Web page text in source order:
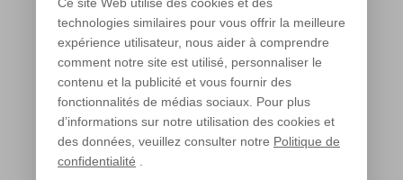
technologies similaires pour vous offrir la meilleure
expérience utilisateur, nous aider à comprendre
comment notre site est utilisé, personnaliser le
contenu et la publicité et vous fournir des
fonctionnalités de médias sociaux. Pour plus
d’informations sur notre utilisation des cookies et
des données, veuillez consulter notre Politique de
confidentialité
Lumière chaude